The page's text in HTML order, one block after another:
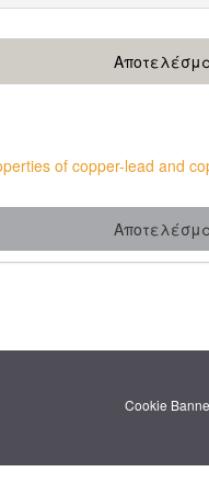
of copper-lead and
Cookie